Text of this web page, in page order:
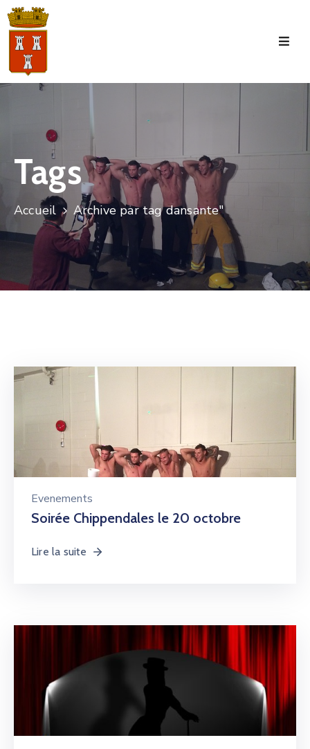
Accueil
Tourisme
Manifestations
Vie
Municipale
Jeunesse
Tags
Accueil Archive par tag dansante"
Evenements
Soirée Chippendales le 20 octobre
Lire la suite